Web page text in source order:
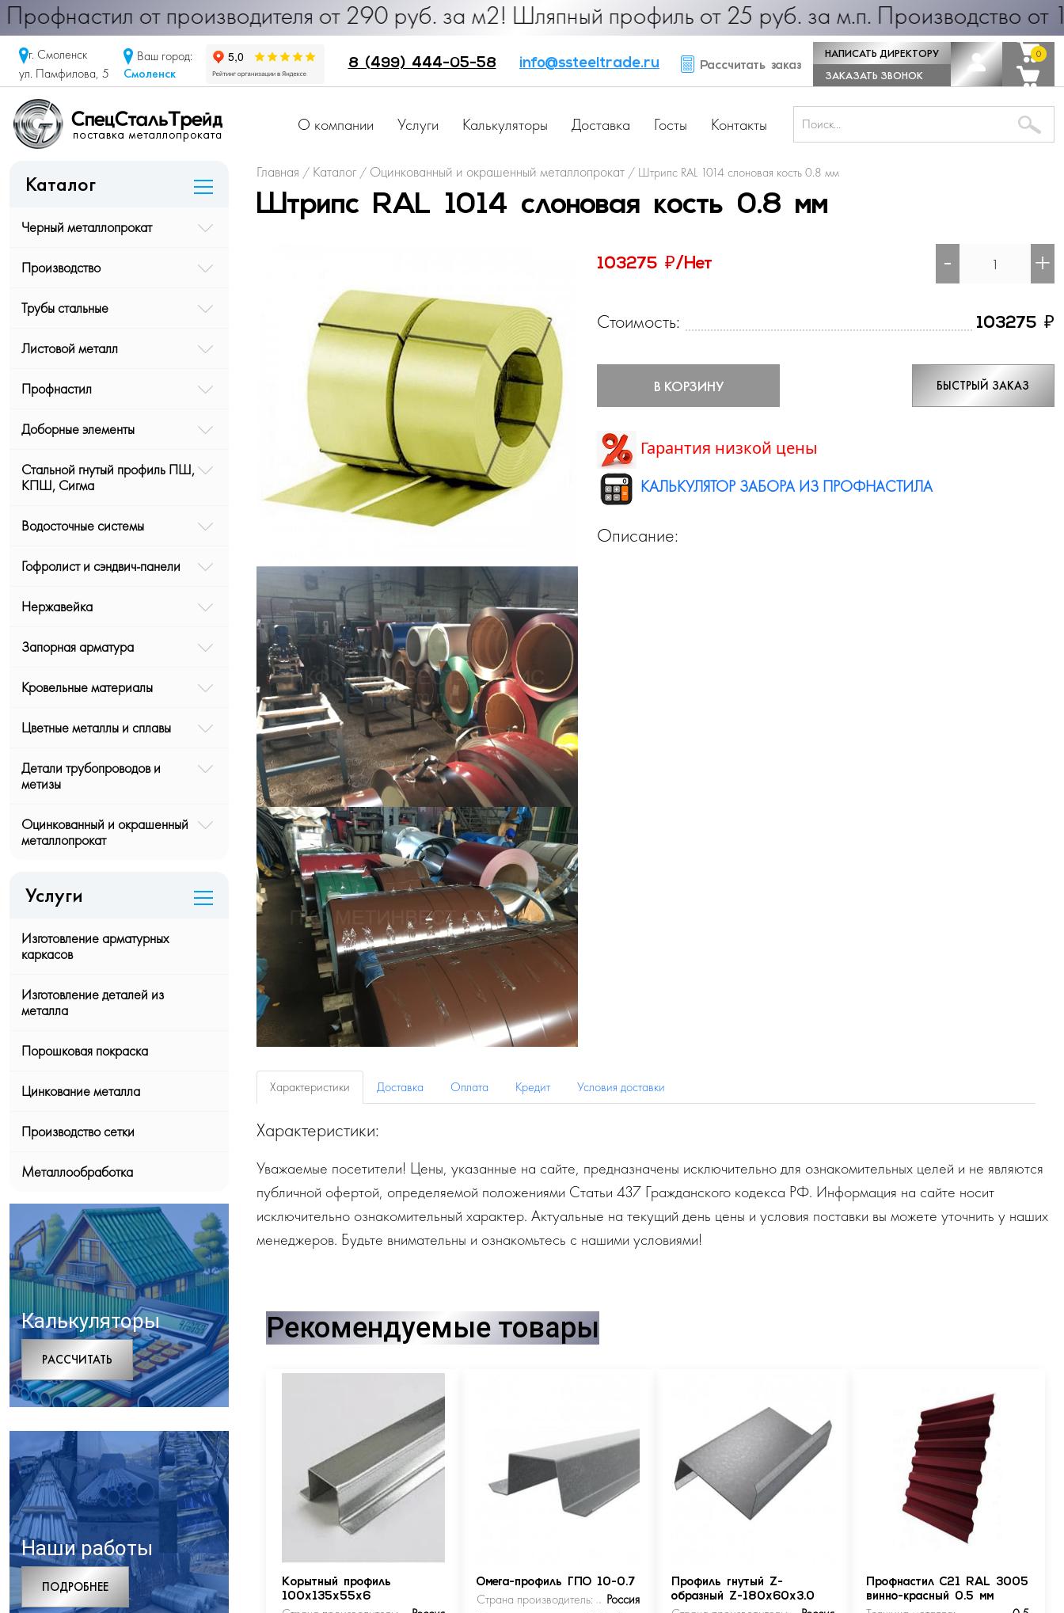
от производителя от 290 руб. за м2! Шляпный профиль от 25 руб. за м.п. Производство от 1
г. Смоленск
ул. Памфилова, 5
Ваш город:
Смоленск
8 (499) 444-05-58 info@ssteeltrade.ru Рассчитать заказ
НАПИСАТЬ ДИРЕКТОРУ
ЗАКАЗАТЬ ЗВОНОК
0
0
О компании Услуги Калькуляторы Доставка Госты Контакты
Каталог
Черный металлопрокат
Производство
Трубы стальные
Листовой металл
Профнастил
Доборные элементы
Стальной гнутый профиль ПШ,
КПШ, Сигма
Водосточные системы
Гофролист и сэндвич-панели
Нержавейка
Запорная арматура
Кровельные материалы
Цветные металлы и сплавы
Детали трубопроводов и
метизы
Оцинкованный и окрашенный
металлопрокат
Услуги
Изготовление арматурных
каркасов
Изготовление деталей из
металла
Порошковая покраска
Цинкование металла
Производство сетки
Металлообработка
Калькуляторы
РАCСЧИТАТЬ
Наши работы
ПОДРОБНЕЕ
Главная / Каталог / Оцинкованный и окрашенный металлопрокат / Штрипс RAL 1014 слоновая кость 0.8 мм
Штрипс RAL 1014 слоновая кость 0.8 мм
103275 ₽/Нет - +
Стоимость: 103275 ₽
В КОРЗИНУ БЫСТРЫЙ ЗАКАЗ
Гарантия низкой цены
КАЛЬКУЛЯТОР ЗАБОРА ИЗ ПРОФНАСТИЛА
Описание:
Характеристики Доставка Оплата Кредит Условия доставки
Характеристики:
Уважаемые посетители! Цены, указанные на сайте, предназначены исключительно для ознакомительных целей и не являются
публичной офертой, определяемой положениями Статьи 437 Гражданского кодекса РФ. Информация на сайте носит
исключительно ознакомительный характер. Актуальные на текущий день цены и условия поставки вы можете уточнить у наших
менеджеров. Будьте внимательны и ознакомьтесь с нашими условиями!
Рекомендуемые товары
Корытный профиль
100х135х55х6
Омега-профиль ГПО 10-0.7
Страна производитель:
Россия
Профиль гнутый Z-
образный Z-180х60х3.0
Профнастил С21 RAL 3005
винно-красный 0.5 мм